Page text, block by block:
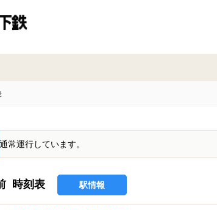
通常運行しています。
時刻表 駅情報